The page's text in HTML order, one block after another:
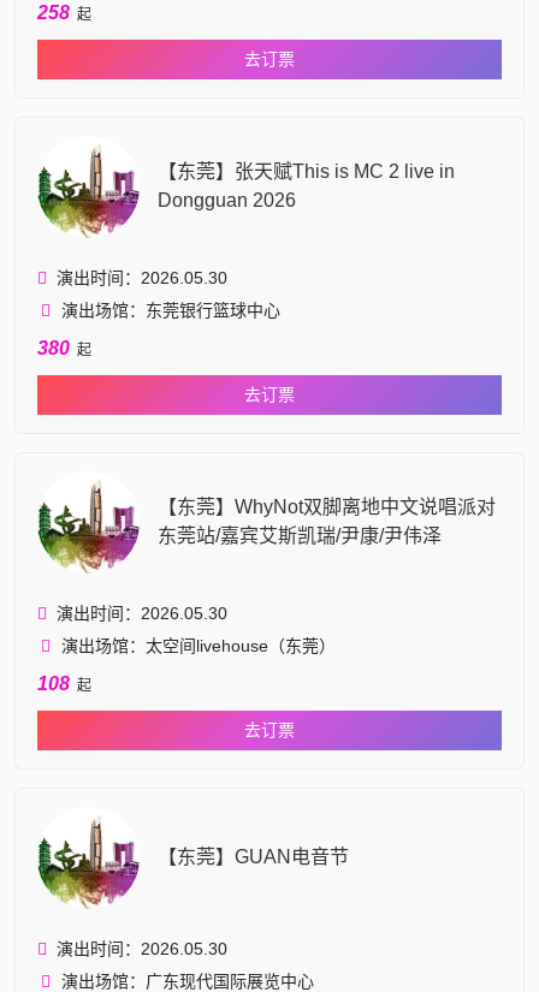
258 起
去订票
【东莞】张天赋This is MC 2 live in
Dongguan 2026
演出时间：2026.05.30
演出场馆：东莞银行篮球中心
380 起
去订票
【东莞】WhyNot双脚离地中文说唱派对
东莞站/嘉宾艾斯凯瑞/尹康/尹伟泽
演出时间：2026.05.30
演出场馆：太空间livehouse（东莞）
108 起
去订票
【东莞】GUAN电音节
演出时间：2026.05.30
演出场馆：广东现代国际展览中心